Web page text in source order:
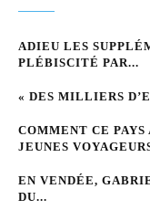
ADIEU LES
PLÉBISCITÉ PAR...
« DES MILLIERS
COMMENT CE
JEUNES
EN VENDÉE,
DU...